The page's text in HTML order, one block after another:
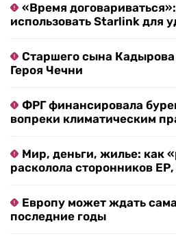
«Время
использовать Starlink для
Старшего сына Кадырова
Героя Чечни
ФРГ финансировала
вопреки климатическим
Мир, деньги, жилье: как
расколола сторонников
Европу может ждать
последние годы